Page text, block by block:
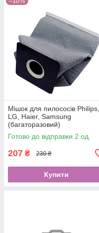
Мішок для пилососів Philips,
LG, Haier, Samsung
(багаторазовий)
Готово до відправки 2 од.
207 ₴ 230 ₴
Купити